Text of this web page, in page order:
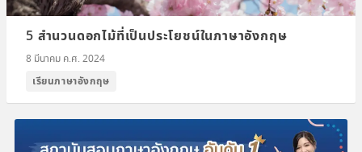
5 สำนวนดอกไม้ที่เป็นประโยชน์ในภาษาอังกฤษ
8 มีนาคม ค.ศ. 2024
เรียนภาษาอังกฤษ